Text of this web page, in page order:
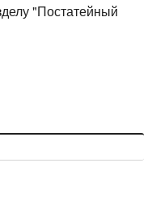
"Постатейный